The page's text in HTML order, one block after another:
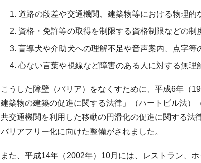
道路の段差や交通機関、建築物等における物理的
資格・免許等の取得を制限する資格制限などの制
盲導犬や介助犬への理解不足や音声案内、点字
心ない言葉や視線など障害のある人に対する無理
こうした障壁（バリア）をなくすために、平成6年（
建築物の建築の促進に関する法律」（ハートビル法
共交通機関を利用した移動の円滑化の促進に関する
バリアフリー化に向けた整備がされました。
また、平成14年（2002年）10月には、レストラン、